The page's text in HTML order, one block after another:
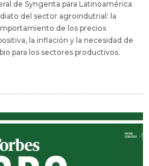
de Syngenta para Latinoamérica
del sector agroindutrial: la
de los precios
la inflación y la necesidad de
para los sectores productivos.